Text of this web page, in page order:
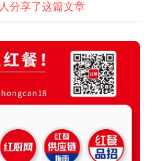
人分享了这篇文章